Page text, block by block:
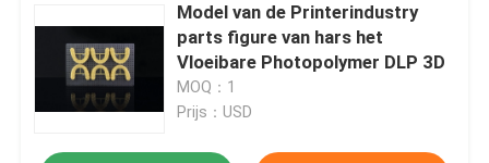
Producten
Over ons
Model van de Printerindustry
parts figure van hars het
Vloeibare Photopolymer DLP 3D
MOQ：1
Prijs：USD